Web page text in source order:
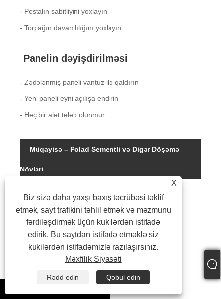
- Pestalın sabitliyini yoxlayın
- Torpağın davamlılığını yoxlayın
Panelin dəyişdirilməsi
- Zədələnmiş paneli vantuz ilə qaldırın
- Yeni paneli eyni açılışa endirin
- Heç bir alət tələb olunmur
Müqayisə – Polad Sementli və Digər Döşəmə
Növləri
X
Biz sizə daha yaxşı baxış təcrübəsi təklif
etmək, sayt trafikini təhlil etmək və məzmunu
fərdiləşdirmək üçün kukilərdən istifadə
edirik. Bu saytdan istifadə etməklə siz
kukilərdən istifadəmizlə razılaşırsınız.
Məxfilik Siyasəti
Rədd edin Qəbul edin